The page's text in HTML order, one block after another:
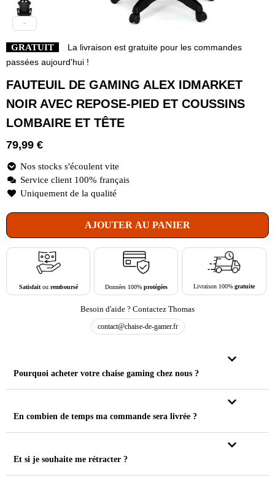
GRATUIT
La livraison est gratuite pour les commandes
passées aujourd'hui !
FAUTEUIL DE GAMING ALEX IDMARKET
NOIR AVEC REPOSE-PIED ET COUSSINS
LOMBAIRE ET TÊTE
79,99 €
Nos stocks s'écoulent vite
Service client 100% français
Uniquement de la qualité
AJOUTER AU PANIER
Satisfaitou remboursé Données 100% protégées Livraison 100%gratuite
Besoin d'aide ? Contactez Thomas
contact@chaise-de-gamer.fr
Pourquoi acheter votre chaise gaming chez nous ?
En combien de temps ma commande sera livrée ?
Et si je souhaite me rétracter ?